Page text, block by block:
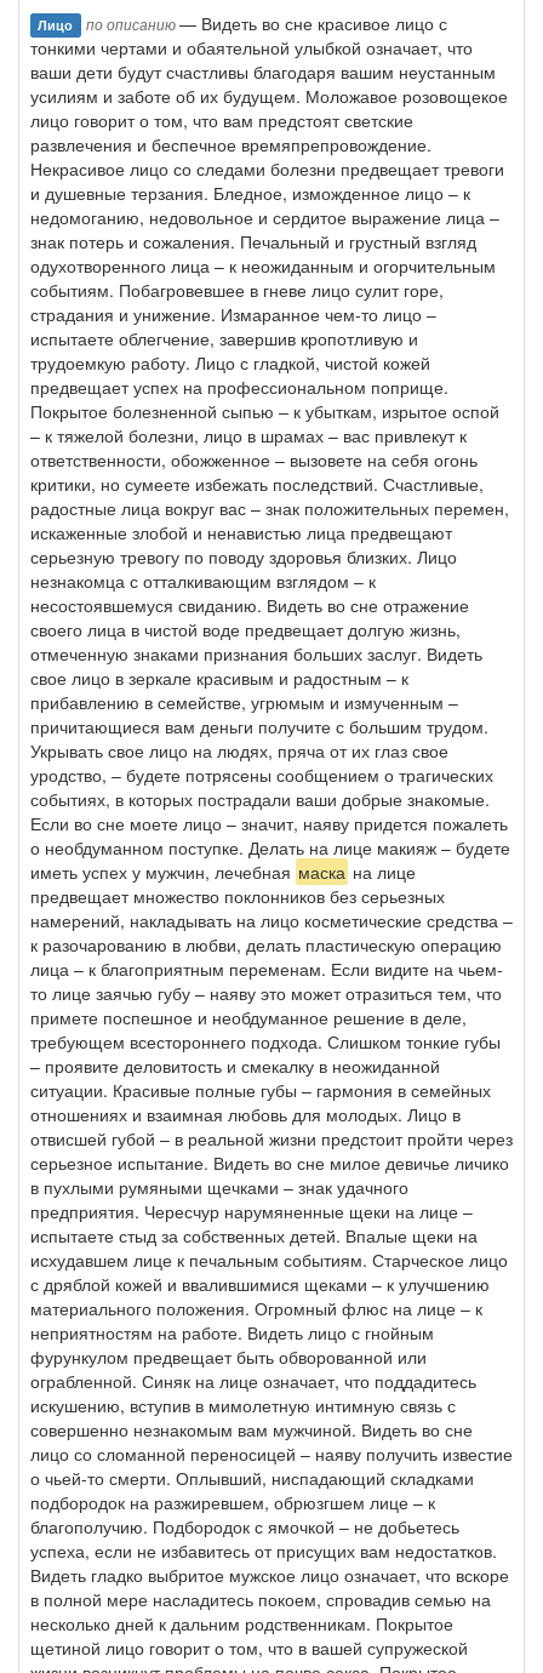
Лицо по описанию— Видеть во сне красивое лицо с
тонкими чертами и обаятельной улыбкой означает, что
ваши дети будут счастливы благодаря вашим неустанным
усилиям и заботе об их будущем. Моложавое розовощекое
лицо говорит о том, что вам предстоят светские
развлечения и беспечное времяпрепровождение.
Некрасивое лицо со следами болезни предвещает тревоги
и душевные терзания. Бледное, изможденное лицо – к
недомоганию, недовольное и сердитое выражение лица –
знак потерь и сожаления. Печальный и грустный взгляд
одухотворенного лица – к неожиданным и огорчительным
событиям. Побагровевшее в гневе лицо сулит горе,
страдания и унижение. Измаранное чем-то лицо –
испытаете облегчение, завершив кропотливую и
трудоемкую работу. Лицо с гладкой, чистой кожей
предвещает успех на профессиональном поприще.
Покрытое болезненной сыпью – к убыткам, изрытое оспой
– к тяжелой болезни, лицо в шрамах – вас привлекут к
ответственности, обожженное – вызовете на себя огонь
критики, но сумеете избежать последствий. Счастливые,
радостные лица вокруг вас – знак положительных перемен,
искаженные злобой и ненавистью лица предвещают
серьезную тревогу по поводу здоровья близких. Лицо
незнакомца с отталкивающим взглядом – к
несостоявшемуся свиданию. Видеть во сне отражение
своего лица в чистой воде предвещает долгую жизнь,
отмеченную знаками признания больших заслуг. Видеть
свое лицо в зеркале красивым и радостным – к
прибавлению в семействе, угрюмым и измученным –
причитающиеся вам деньги получите с большим трудом.
Укрывать свое лицо на людях, пряча от их глаз свое
уродство, – будете потрясены сообщением о трагических
событиях, в которых пострадали ваши добрые знакомые.
Если во сне моете лицо – значит, наяву придется пожалеть
о необдуманном поступке. Делать на лице макияж – будете
иметь успех у мужчин, лечебная маска на лице
предвещает множество поклонников без серьезных
намерений, накладывать на лицо косметические средства –
к разочарованию в любви, делать пластическую операцию
лица – к благоприятным переменам. Если видите на чьем-
то лице заячью губу – наяву это может отразиться тем, что
примете поспешное и необдуманное решение в деле,
требующем всестороннего подхода. Слишком тонкие губы
– проявите деловитость и смекалку в неожиданной
ситуации. Красивые полные губы – гармония в семейных
отношениях и взаимная любовь для молодых. Лицо в
отвисшей губой – в реальной жизни предстоит пройти через
серьезное испытание. Видеть во сне милое девичье личико
в пухлыми румяными щечками – знак удачного
предприятия. Чересчур нарумяненные щеки на лице –
испытаете стыд за собственных детей. Впалые щеки на
исхудавшем лице к печальным событиям. Старческое лицо
с дряблой кожей и ввалившимися щеками – к улучшению
материального положения. Огромный флюс на лице – к
неприятностям на работе. Видеть лицо с гнойным
фурункулом предвещает быть обворованной или
ограбленной. Синяк на лице означает, что поддадитесь
искушению, вступив в мимолетную интимную связь с
совершенно незнакомым вам мужчиной. Видеть во сне
лицо со сломанной переносицей – наяву получить известие
о чьей-то смерти. Оплывший, ниспадающий складками
подбородок на разжиревшем, обрюзгшем лице – к
благополучию. Подбородок с ямочкой – не добьетесь
успеха, если не избавитесь от присущих вам недостатков.
Видеть гладко выбритое мужское лицо означает, что вскоре
в полной мере насладитесь покоем, спровадив семью на
несколько дней к дальним родственникам. Покрытое
щетиной лицо говорит о том, что в вашей супружеской